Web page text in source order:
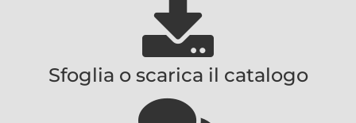
Sfoglia o scarica il catalogo